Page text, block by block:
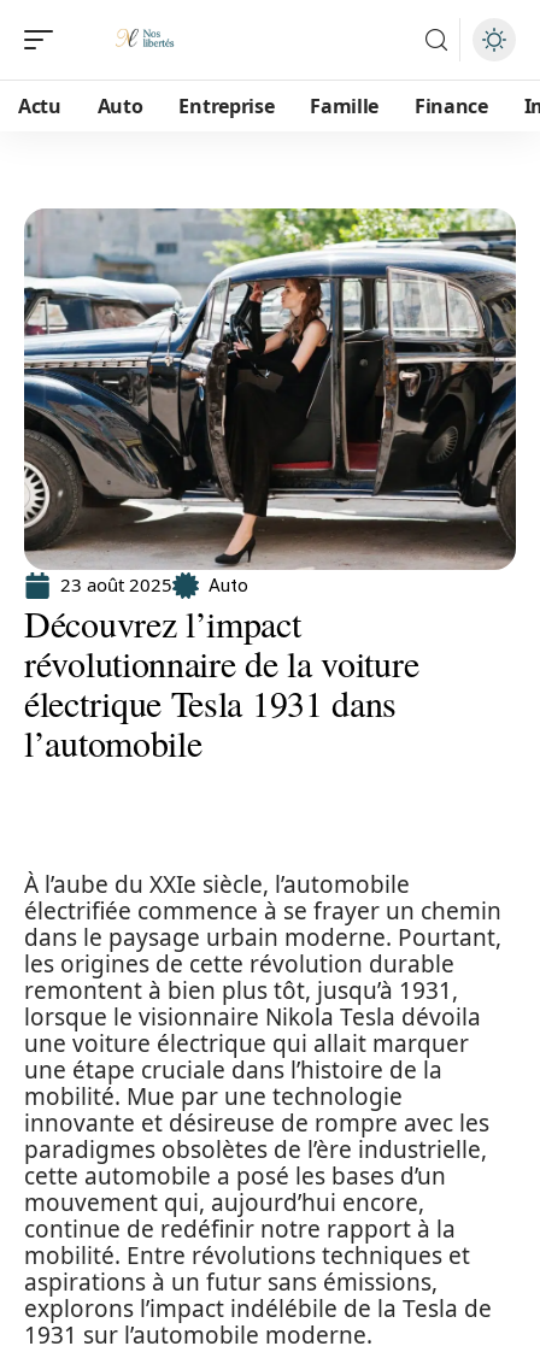
Actu Auto Entreprise Famille Finance
23 août 2025 Auto
Découvrez l’impact
révolutionnaire de la voiture
électrique Tesla 1931 dans
l’automobile
À l’aube du XXIe siècle, l’automobile
électrifiée commence à se frayer un chemin
dans le paysage urbain moderne. Pourtant,
les origines de cette révolution durable
remontent à bien plus tôt, jusqu’à 1931,
lorsque le visionnaire Nikola Tesla dévoila
une voiture électrique qui allait marquer
une étape cruciale dans l’histoire de la
mobilité. Mue par une technologie
innovante et désireuse de rompre avec les
paradigmes obsolètes de l’ère industrielle,
cette automobile a posé les bases d’un
mouvement qui, aujourd’hui encore,
continue de redéfinir notre rapport à la
mobilité. Entre révolutions techniques et
aspirations à un futur sans émissions,
explorons l’impact indélébile de la Tesla de
1931 sur l’automobile moderne.